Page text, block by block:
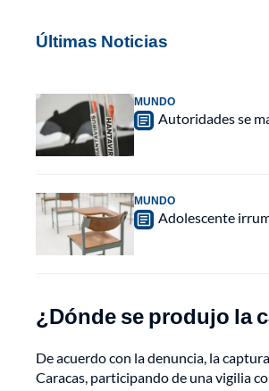
Últimas Noticias
MUNDO
Autoridades se
MUNDO
Adolescente
¿Dónde se produjo la
De acuerdo con la denuncia, la
Caracas, participando de una vigilia